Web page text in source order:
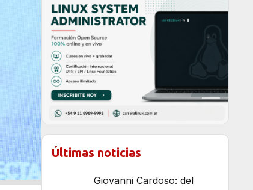
Últimas noticias
Giovanni Cardoso: del